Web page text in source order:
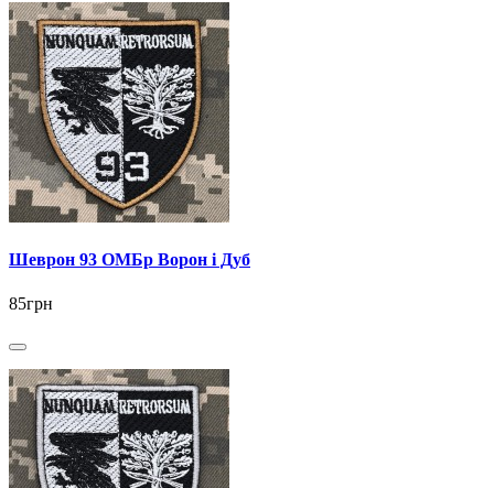
Шеврон 93 ОМБр Ворон і Дуб
85грн